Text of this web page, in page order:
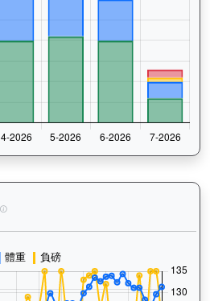
愛馬善（H155）— 馬匹體重與負磅走